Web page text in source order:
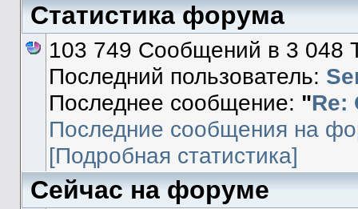
Статистика форума
103 749 Сообщений в 3 048
Последний пользователь:
Последнее сообщение: "
Последние сообщения на
[Подробная статистика]
Сейчас на форуме